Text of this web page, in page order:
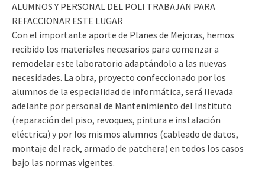
ALUMNOS Y PERSONAL DEL POLI TRABAJAN PARA
REFACCIONAR ESTE LUGAR
Con el importante aporte de Planes de Mejoras, hemos
recibido los materiales necesarios para comenzar a
remodelar este laboratorio adaptándolo a las nuevas
necesidades. La obra, proyecto confeccionado por los
alumnos de la especialidad de informática, será llevada
adelante por personal de Mantenimiento del Instituto
(reparación del piso, revoques, pintura e instalación
eléctrica) y por los mismos alumnos (cableado de datos,
montaje del rack, armado de patchera) en todos los casos
bajo las normas vigentes.